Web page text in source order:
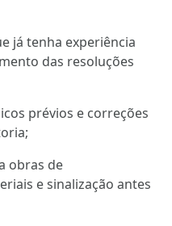
já tenha experiência
das resoluções
prévios e correções
obras de
e sinalização antes